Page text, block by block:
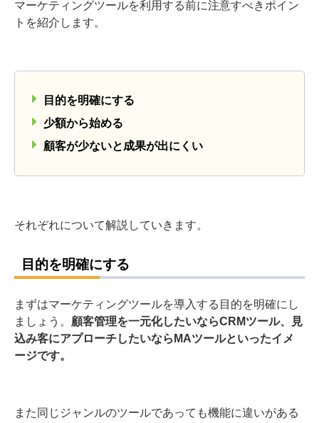
マーケティングツールを利用する前に注意すべきポイン
トを紹介します。
目的を明確にする
少額から始める
顧客が少ないと成果が出にくい
それぞれについて解説していきます。
目的を明確にする
まずはマーケティングツールを導入する目的を明確にし
ましょう。 顧客管理を一元化したいならCRMツール、見
込み客にアプローチしたいならMAツールといったイメ
ージです。
また同じジャンルのツールであっても機能に違いがある